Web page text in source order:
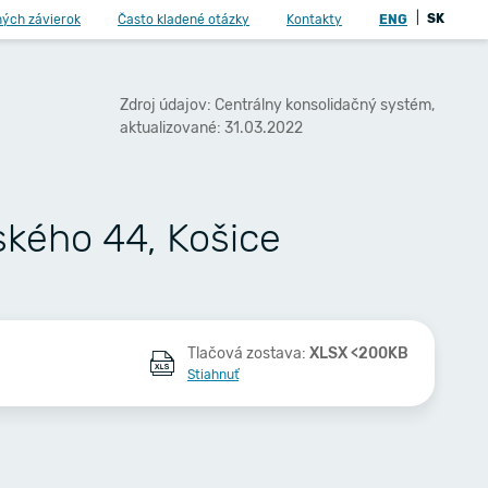
závierok Často kladené otázky Kontakty ENG SK
Zdroj údajov: Centrálny konsolidačný systém,
aktualizované: 31.03.2022
44, Košice
Tlačová zostava: XLSX <200KB
Stiahnuť